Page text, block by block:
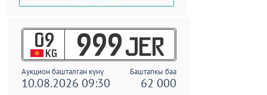
09
KG 999 JER
Аукцион башталган күнү Баштапкы баа
10.08.2026 09:30 62 000